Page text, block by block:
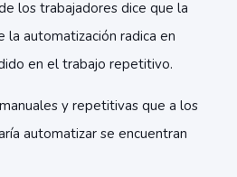
los trabajadores dice que la
la automatización radica en
en el trabajo repetitivo.
y repetitivas que a los
automatizar se encuentran